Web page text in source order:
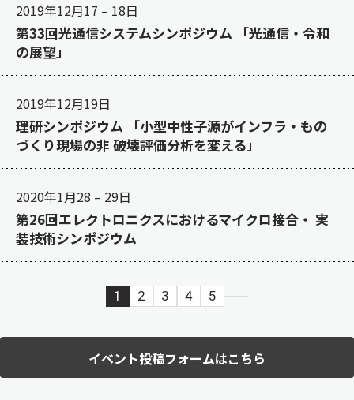
2019年12月17 – 18日
第33回光通信システムシンポジウム 「光通信・令和
の展望」
2019年12月19日
理研シンポジウム 「小型中性子源がインフラ・もの
づくり現場の非 破壊評価分析を変える」
2020年1月28 – 29日
第26回エレクトロニクスにおけるマイクロ接合・ 実
装技術シンポジウム
1 2 3 4 5
イベント投稿フォームはこちら